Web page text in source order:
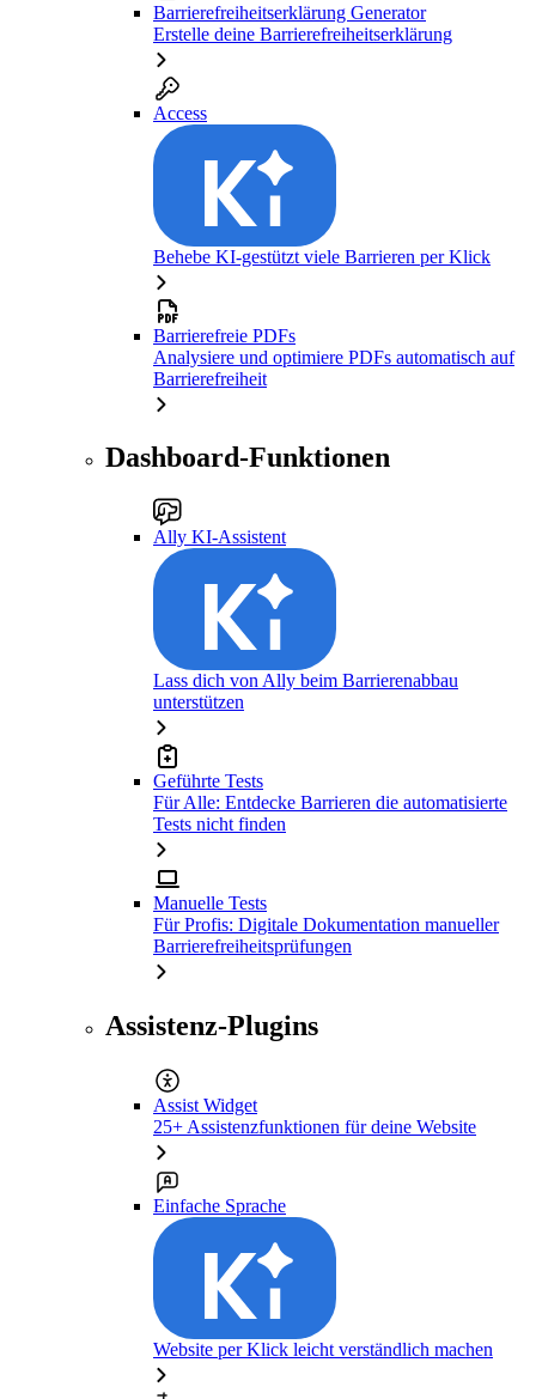
Barrierefreiheitserklärung Generator
Erstelle deine Barrierefreiheitserklärung
Access
Behebe KI-gestützt viele Barrieren per Klick
Barrierefreie PDFs
Analysiere und optimiere PDFs automatisch auf
Barrierefreiheit
Dashboard-Funktionen
Ally KI-Assistent
Lass dich von Ally beim Barrierenabbau
unterstützen
Geführte Tests
Für Alle: Entdecke Barrieren die automatisierte
Tests nicht finden
Manuelle Tests
Für Profis: Digitale Dokumentation manueller
Barrierefreiheitsprüfungen
Assistenz-Plugins
Assist Widget
25+ Assistenzfunktionen für deine Website
Einfache Sprache
Website per Klick leicht verständlich machen